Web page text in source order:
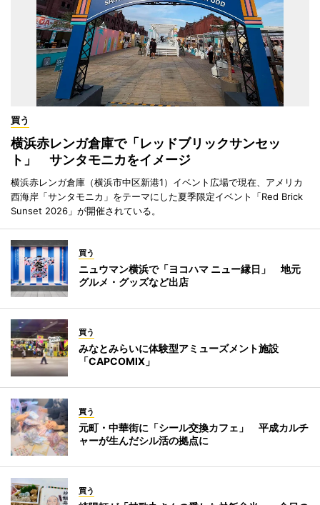
買う
横浜赤レンガ倉庫で「レッドブリックサンセッ
ト」 サンタモニカをイメージ
横浜赤レンガ倉庫（横浜市中区新港1）イベント広場で現在、アメリカ
西海岸「サンタモニカ」をテーマにした夏季限定イベント「Red Brick
Sunset 2026」が開催されている。
買う
ニュウマン横浜で「ヨコハマ ニュー縁日」 地元
グルメ・グッズなど出店
買う
みなとみらいに体験型アミューズメント施設
「CAPCOMIX」
買う
元町・中華街に「シール交換カフェ」 平成カルチ
ャーが生んだシル活の拠点に
買う